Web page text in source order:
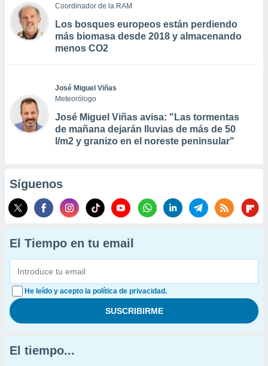
Coordinador de la RAM
Los bosques europeos están perdiendo
más biomasa desde 2018 y almacenando
menos CO2
José Miguel Viñas
Meteorólogo
José Miguel Viñas avisa: "Las tormentas
de mañana dejarán lluvias de más de 50
l/m2 y granizo en el noreste peninsular"
Síguenos
El Tiempo en tu email
He leído y acepto la política de privacidad.
El tiempo...